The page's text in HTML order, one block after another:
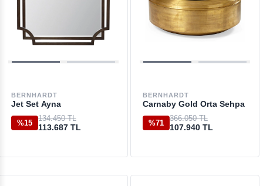
BERNHARDT
Jet Set Ayna
%15
134.450 TL
113.687 TL
BERNHARDT
Carnaby Gold Orta Sehpa
%71
366.050 TL
107.940 TL